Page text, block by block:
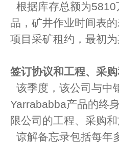
根据库存总额为
品，矿井作业时间表
项目采矿租约，最初为
签订协议和工程、采
该季度，该公司与中
Yarrababba产品的终
限公司的工程、采购
谅解备忘录包括每年